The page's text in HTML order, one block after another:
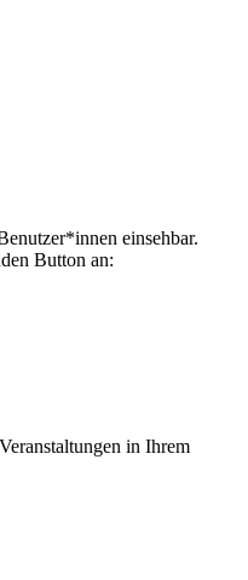
einsehbar.
Button an:
in Ihrem